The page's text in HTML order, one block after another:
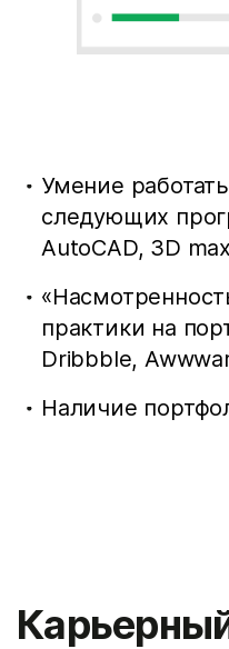
Умение
следующих
AutoCAD, 3D
практики на
Dribbble,
Наличие